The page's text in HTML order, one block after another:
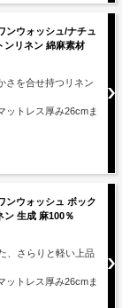
ンウォッシュ/ナチュ
ンリネン 綿麻素材
さを合せ持つリネン
ットレス厚み26cmま
ンウォッシュ ボック
ン 生成 麻100％
、さらりと軽い上品
ットレス厚み26cmま